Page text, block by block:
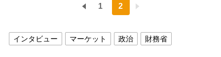
1 2
インタビュー マーケット 政治 財務省